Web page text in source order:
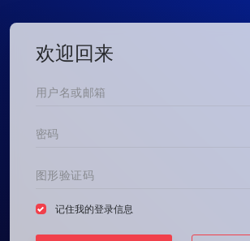
欢迎回来
记住我的登录信息